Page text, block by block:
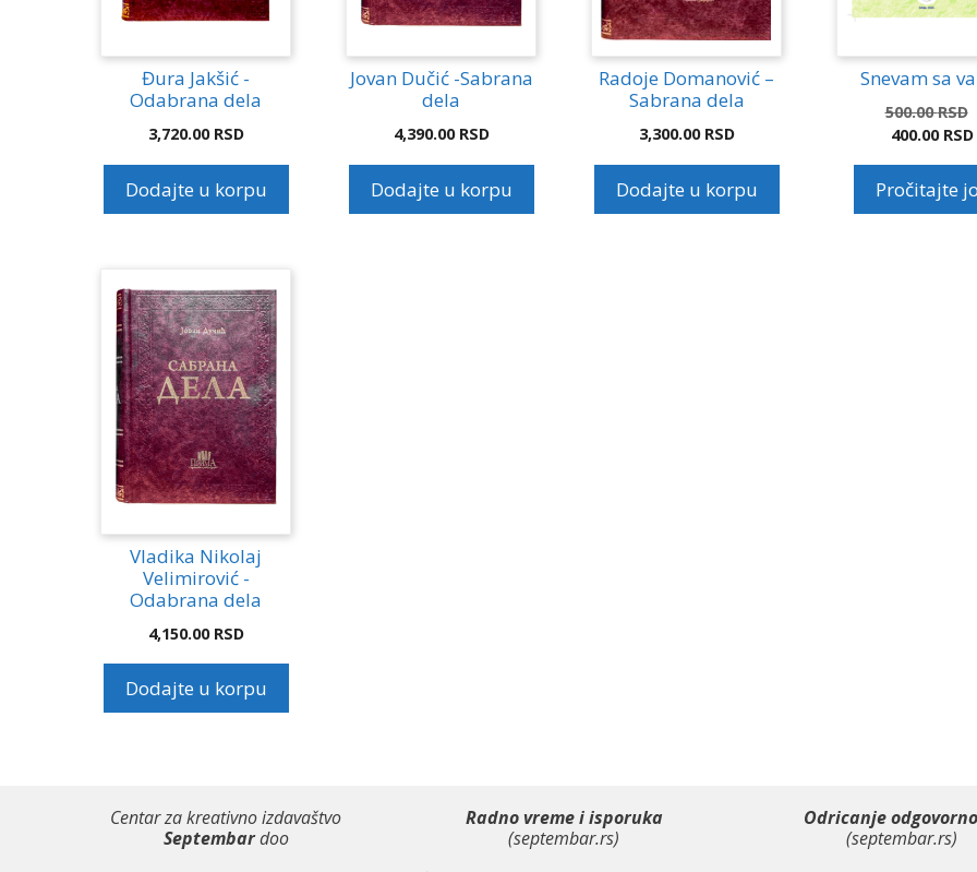
Đura Jakšić -
Odabrana dela
3,720.00 RSD
Dodajte u korpu
Jovan Dučić -Sabrana
dela
4,390.00 RSD
Dodajte u korpu
Radoje Domanović –
Sabrana dela
3,300.00 RSD
Dodajte u korpu
Snevam sa
500.00RSD
400.00 RSD
cena
je:
Pročitajte
Vladika Nikolaj
Velimirović -
Odabrana dela
4,150.00 RSD
Dodajte u korpu
Centar za kreativno izdavaštvo
Septembardoo
Radno vreme i isporuka
(septembar.rs)
Odricanje
(septembar.rs)